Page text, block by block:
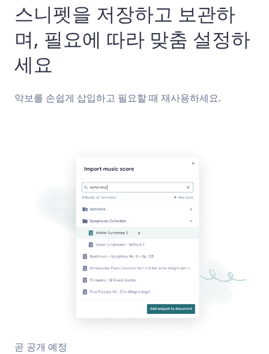
스니펫을 저장하고 보관하
며, 필요에 따라 맞춤 설정하
세요
악보를 손쉽게 삽입하고 필요할 때 재사용하세요.
곧 공개 예정